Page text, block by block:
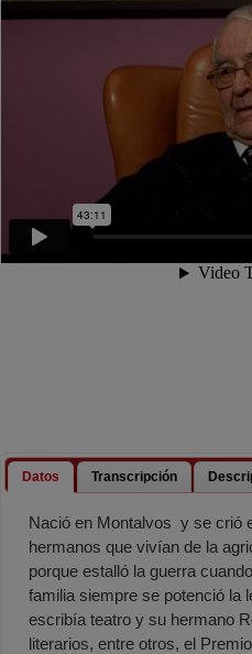
Datos Transcripción
Nació en Montalvos y se crió
hermanos que vivían de la
porque estalló la guerra
familia siempre se potenció la
escribía teatro y su hermano
literarios, entre otros, el